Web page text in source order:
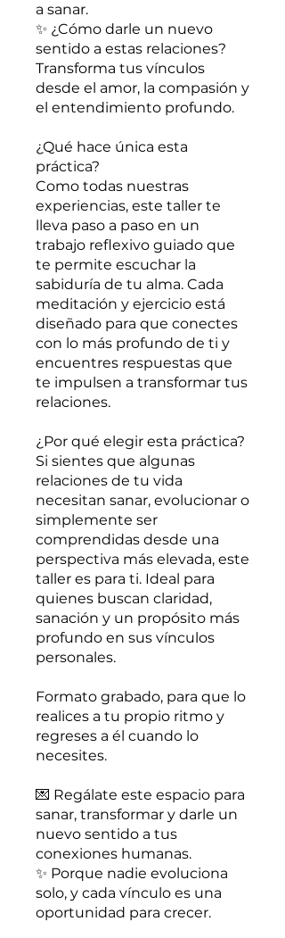
a sanar.
✨ ¿Cómo darle un nuevo
sentido a estas relaciones?
Transforma tus vínculos
desde el amor, la compasión y
el entendimiento profundo.
¿Qué hace única esta
práctica?
Como todas nuestras
experiencias, este taller te
lleva paso a paso en un
trabajo reflexivo guiado que
te permite escuchar la
sabiduría de tu alma. Cada
meditación y ejercicio está
diseñado para que conectes
con lo más profundo de ti y
encuentres respuestas que
te impulsen a transformar tus
relaciones.
¿Por qué elegir esta práctica?
Si sientes que algunas
relaciones de tu vida
necesitan sanar, evolucionar o
simplemente ser
comprendidas desde una
perspectiva más elevada, este
taller es para ti. Ideal para
quienes buscan claridad,
sanación y un propósito más
profundo en sus vínculos
personales.
Formato grabado, para que lo
realices a tu propio ritmo y
regreses a él cuando lo
necesites.
💌 Regálate este espacio para
sanar, transformar y darle un
nuevo sentido a tus
conexiones humanas.
✨ Porque nadie evoluciona
solo, y cada vínculo es una
oportunidad para crecer.